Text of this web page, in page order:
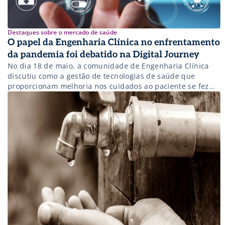
Destaques sobre o mercado de saúde
O papel da Engenharia Clínica no enfrentamento
da pandemia foi debatido na Digital Journey
No dia 18 de maio, a comunidade de Engenharia Clínica
discutiu como a gestão de tecnologias de saúde que
proporcionam melhoria nos cuidados ao paciente se fez
essencial durante a maior crise sanitária do século.